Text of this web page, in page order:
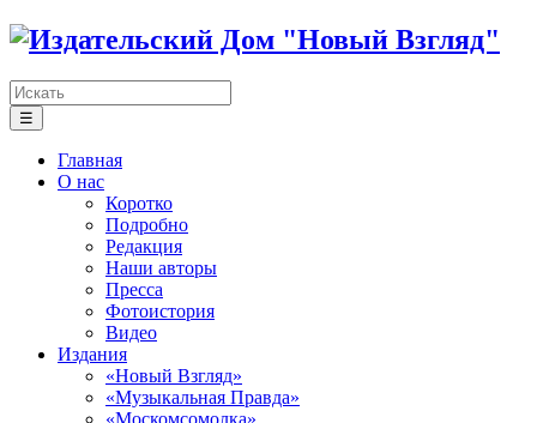
☰
Главная
О нас
Коротко
Подробно
Редакция
Наши авторы
Пресса
Фотоистория
Видео
Издания
«Новый Взгляд»
«Музыкальная Правда»
«Москомсомолка»